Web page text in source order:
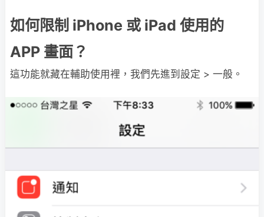
如何限制 iPhone 或 iPad 使用的
APP 畫面？
這功能就藏在輔助使用裡，我們先進到設定 > 一般。